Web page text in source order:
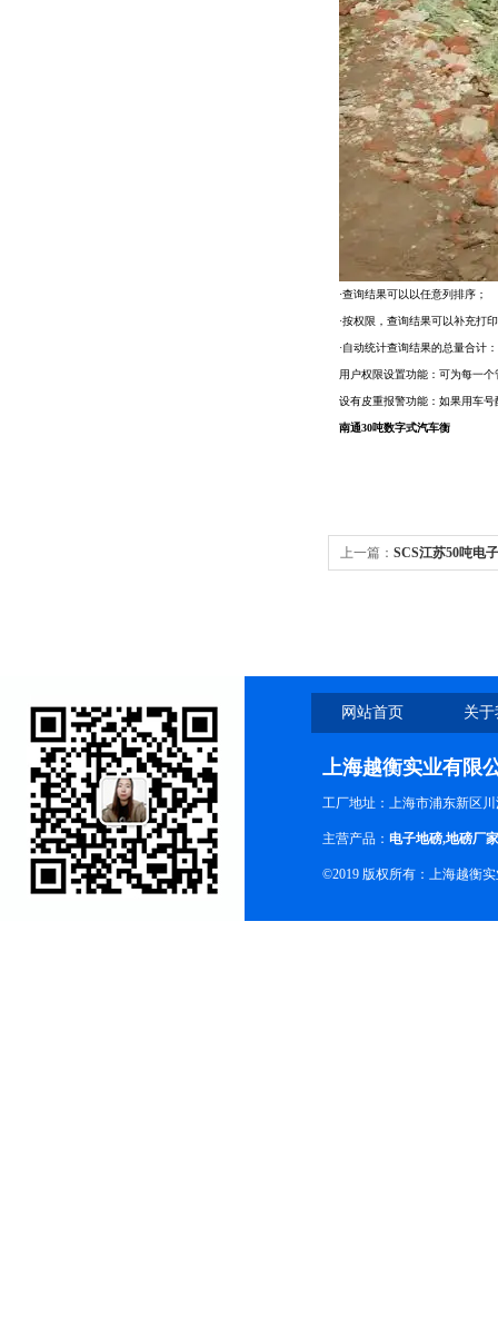
·查询结果可以以任意列排序；
·按权限，查询结果可以补充打
·自动统计查询结果的总量合计
用户权限设置功能：可为每一
设有皮重报警功能：如果用车
南通30吨数字式汽车衡
上一篇： SCS江苏50吨电
网站首页 关
上海越衡实业有限
工厂地址：上海市浦东新区川
主营产品： 电子地磅,地磅厂家
©2019 版权所有：上海越衡